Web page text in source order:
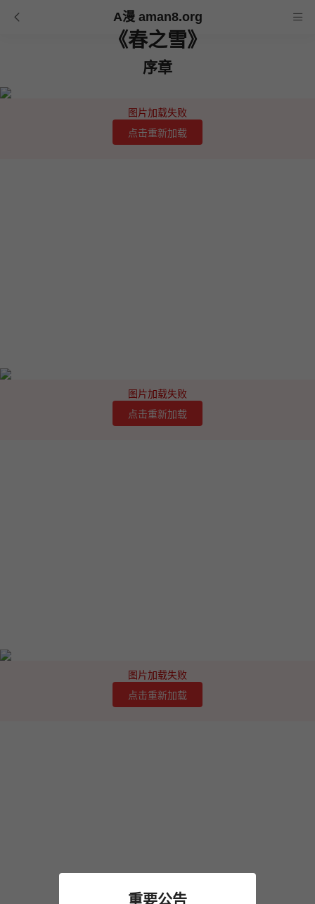
A漫 aman8.org
《春之雪》
序章
图片加载失败
点击重新加载
图片加载失败
点击重新加载
图片加载失败
点击重新加载
重要公告